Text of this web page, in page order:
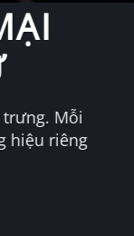
Mỗi
hiệu riêng